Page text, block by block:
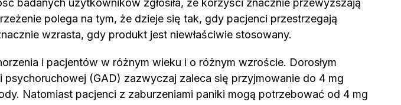
badanych użytkowników zgłosiła, że korzyści znacznie przewyższają
polega na tym, że dzieje się tak, gdy pacjenci przestrzegają
wzrasta, gdy produkt jest niewłaściwie stosowany.
i pacjentów w różnym wieku i o różnym wzroście. Dorosłym
(GAD) zazwyczaj zaleca się przyjmowanie do 4 mg
Natomiast pacjenci z zaburzeniami paniki mogą potrzebować od 4 mg